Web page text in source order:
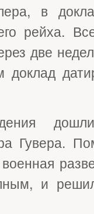
в
рейха.
две
Гувера.
и